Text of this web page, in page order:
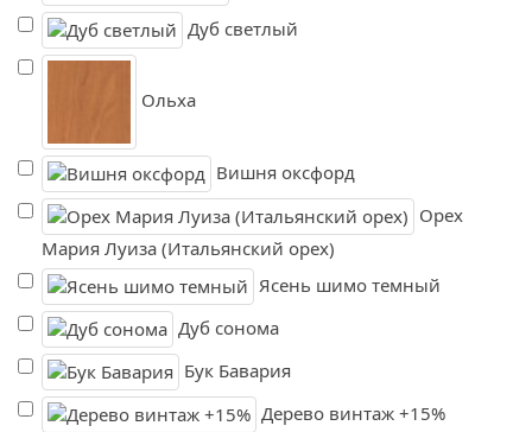
Дуб светлый
Ольха
Вишня оксфорд
Орех
Мария Луиза (Итальянский орех)
Ясень шимо темный
Дуб сонома
Бук Бавария
Дерево винтаж +15%